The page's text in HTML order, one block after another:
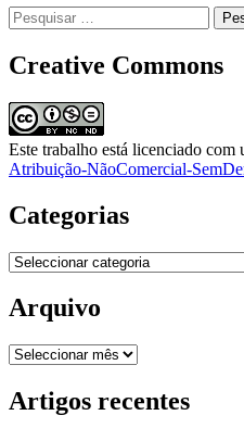
Pesquisar
por:
Creative Commons
Este trabalho está licenciado com
Atribuição-NãoComercial-
Categorias
Categorias
Arquivo
Arquivo
Artigos recentes